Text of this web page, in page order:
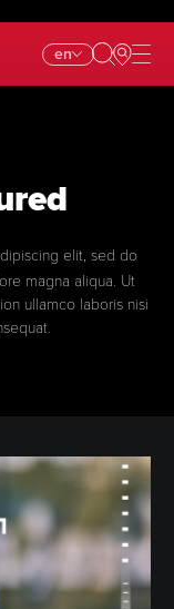
en
elit, sed do
magna aliqua. Ut
ullamco laboris nisi